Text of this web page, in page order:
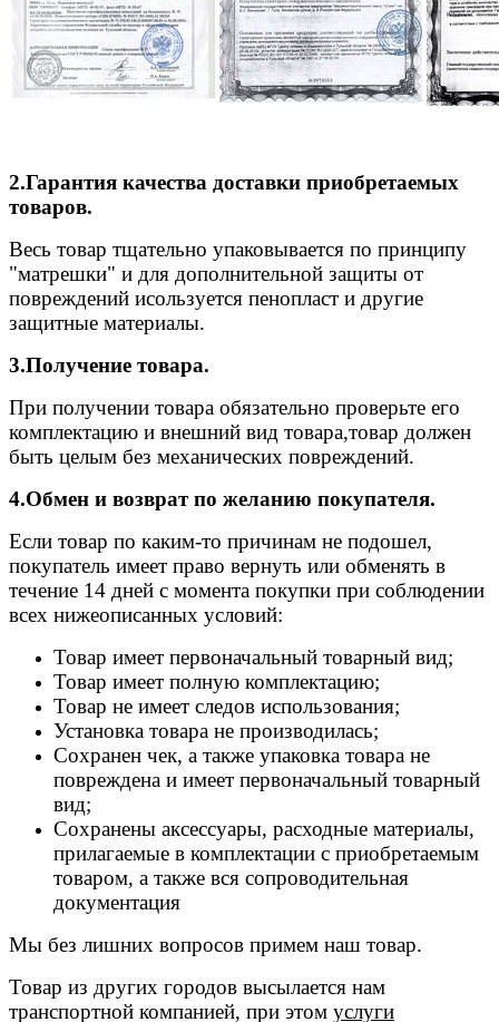
2.Гарантия качества доставки приобретаемых
товаров.
Весь товар тщательно упаковывается по принципу
"матрешки" и для дополнительной защиты от
повреждений исользуется пенопласт и другие
защитные материалы.
3.Получение товара.
При получении товара обязательно проверьте его
комплектацию и внешний вид товара,товар должен
быть целым без механических повреждений.
4.Обмен и возврат по желанию покупателя.
Если товар по каким-то причинам не подошел,
покупатель имеет право вернуть или обменять в
течение 14 дней с момента покупки при соблюдении
всех нижеописанных условий:
Товар имеет первоначальный товарный вид;
Товар имеет полную комплектацию;
Товар не имеет следов использования;
Установка товара не производилась;
Сохранен чек, а также упаковка товара не
повреждена и имеет первоначальный товарный
вид;
Сохранены аксессуары, расходные материалы,
прилагаемые в комплектации с приобретаемым
товаром, а также вся сопроводительная
документация
Мы без лишних вопросов примем наш товар.
Товар из других городов высылается нам
транспортной компанией, при этом услуги